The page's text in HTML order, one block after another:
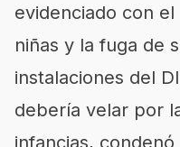
evidenciado con
niñas y la fuga de
instalaciones del
debería velar por
infancias,